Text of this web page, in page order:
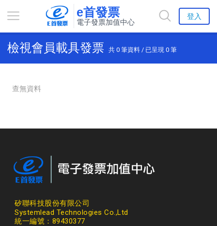
e首發票
電子發票加值中心
登入
檢視會員載具發票 共 0 筆資料 / 已呈現 0 筆
查無資料
矽聯科技股份有限公司
Systemlead Technologies Co.,Ltd
統一編號：89430377